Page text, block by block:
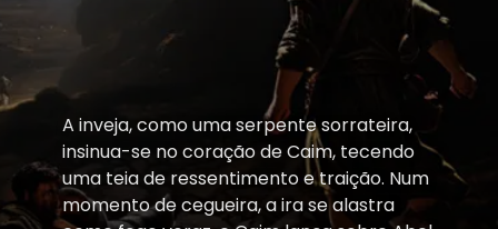
A inveja, como uma serpente sorrateira,
insinua-se no coração de Caim, tecendo
uma teia de ressentimento e traição. Num
momento de cegueira, a ira se alastra